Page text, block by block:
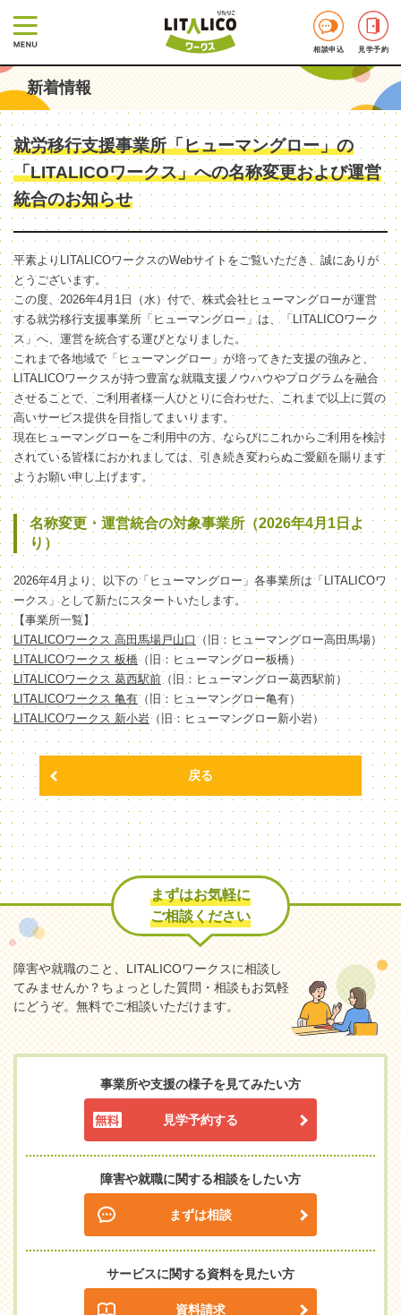
相談申込 見学予約
新着情報
就労移行支援事業所「ヒューマングロー」の
「LITALICOワークス」への名称変更および運営
統合のお知らせ
平素よりLITALICOワークスのWebサイトをご覧いただき、誠にありが
とうございます。
この度、2026年4月1日（水）付で、株式会社ヒューマングローが運営
する就労移行支援事業所「ヒューマングロー」は、「LITALICOワーク
ス」へ、運営を統合する運びとなりました。
これまで各地域で「ヒューマングロー」が培ってきた支援の強みと、
LITALICOワークスが持つ豊富な就職支援ノウハウやプログラムを融合
させることで、ご利用者様一人ひとりに合わせた、これまで以上に質の
高いサービス提供を目指してまいります。
現在ヒューマングローをご利用中の方、ならびにこれからご利用を検討
されている皆様におかれましては、引き続き変わらぬご愛顧を賜ります
ようお願い申し上げます。
名称変更・運営統合の対象事業所（2026年4月1日よ
り）
2026年4月より、以下の「ヒューマングロー」各事業所は「LITALICOワ
ークス」として新たにスタートいたします。
【事業所一覧】
LITALICOワークス 高田馬場戸山口 （旧：ヒューマングロー高田馬場）
LITALICOワークス 板橋（旧：ヒューマングロー板橋）
LITALICOワークス 葛西駅前 （旧：ヒューマングロー葛西駅前）
LITALICOワークス 亀有（旧：ヒューマングロー亀有）
LITALICOワークス 新小岩（旧：ヒューマングロー新小岩）
戻る
まずはお気軽に
ご相談ください
障害や就職のこと、LITALICOワークスに相談し
てみませんか？ちょっとした質問・相談もお気軽
にどうぞ。無料でご相談いただけます。
事業所や支援の様子を見てみたい方
見学予約する
障害や就職に関する相談をしたい方
まずは相談
サービスに関する資料を見たい方
資料請求